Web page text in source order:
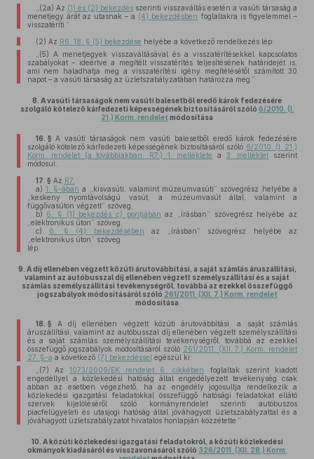
„(2a) Az (1) és (2) bekezdésszerinti visszaváltás esetén a vasúti társaság a
menetjegy árát az utasnak – a (4) bekezdésben foglaltakra is figyelemmel –
visszatéríti.”
(2) Az R6. 18. § (5) bekezdése helyébe a következő rendelkezés lép:
„(5) A menetjegyek visszaváltásával és a visszatérítésekkel kapcsolatos
szabályokat – ideértve a megítélt visszatérítés teljesítésének határidejét is,
ami nem haladhatja meg a visszatérítési igény megítélésétől számított 30
napot – a vasúti társaság az üzletszabályzatában határozza meg.”
8. A vasúti társaságok nem vasúti balesetből eredő károk fedezésére
szolgáló kötelező kárfedezeti képességének biztosításáról szóló 6/2010. (I.
21.) Korm. rendelet módosítása
16. § A vasúti társaságok nem vasúti balesetből eredő károk fedezésére
szolgáló kötelező kárfedezeti képességének biztosításáról szóló 6/2010. (I. 21.)
Korm. rendelet (a továbbiakban: R7.) 1. melléklete
a 3. melléklet szerint
módosul.
17. § Az R7.
a) 1. §-ában a „kisvasúti, valamint múzeumvasúti” szövegrész helyébe a
„keskeny nyomtávolságú vasút, a múzeumvasút által, valamint a
függővasúton végzett” szöveg,
b) 6. § (1) bekezdés c) pontjában az „írásban” szövegrész helyébe az
„elektronikus úton” szöveg,
c)
6. § (4) bekezdésében az „írásban” szövegrész helyébe az
„elektronikus úton” szöveg
lép.
9. A díj ellenében végzett közúti árutovábbítási, a saját számlás áruszállítási,
valamint az autóbusszal díj ellenében végzett személyszállítási és a saját
számlás személyszállítási tevékenységről, továbbá az ezekkel összefüggő
jogszabályok módosításáról szóló 261/2011. (XII. 7.) Korm. rendelet
módosítása
18. § A díj ellenében végzett közúti árutovábbítási, a saját számlás
áruszállítási, valamint az autóbusszal díj ellenében végzett személyszállítási
és a saját számlás személyszállítási tevékenységről, továbbá az ezekkel
összefüggő jogszabályok módosításáról szóló 261/2011. (XII. 7.) Korm. rendelet
27. §-a a következő (7) bekezdéssel egészül ki:
„(7) Az 1073/2009/EK rendelet 6. cikkében
foglaltak szerint kiadott
engedéllyel a közlekedési hatóság által engedélyezett tevékenység csak
abban az esetben végezhető, ha az engedély jogosultja rendelkezik a
közlekedési igazgatási feladatokkal összefüggő hatósági feladatokat ellátó
szervek kijelöléséről szóló kormányrendelet szerinti autóbuszos
piacfelügyeleti és utasjogi hatóság által jóváhagyott üzletszabályzattal és a
jóváhagyott üzletszabályzatot hivatalos honlapján közzétette.”
10. A közúti közlekedési igazgatási feladatokról, a közúti közlekedési
okmányok kiadásáról és visszavonásáról szóló 326/2011. (XII. 28.) Korm.